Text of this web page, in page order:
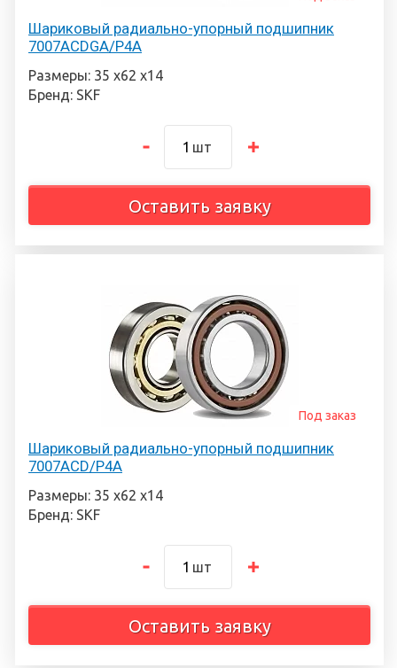
Шариковый радиально-упорный подшипник
7007ACDGA/P4A
Размеры: 35 х62 х14
Бренд: SKF
шт
Оставить заявку
Шариковый радиально-упорный подшипник
7007ACD/P4A
Под заказ
Размеры: 35 х62 х14
Бренд: SKF
шт
Оставить заявку